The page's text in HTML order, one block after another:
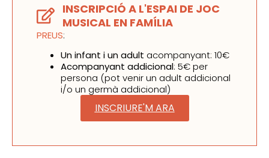
INSCRIPCIÓ A L'ESPAI DE JOC
MUSICAL EN FAMÍLIA
PREUS:
Un infant i un adult acompanyant: 10€
Acompanyant addicional: 5€ per
persona (pot venir un adult addicional
i/o un germà addicional)
INSCRIURE'M ARA